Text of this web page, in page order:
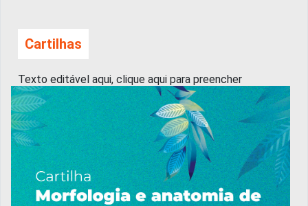
Cartilhas
Texto editável aqui, clique aqui para preencher